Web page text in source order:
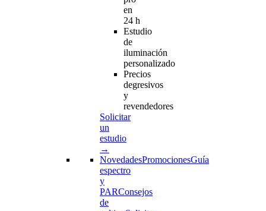
en
24 h
Estudio
de
iluminación
personalizado
Precios
degresivos
y
revendedores
Solicitar
un
estudio
→
NovedadesPromocionesGuía
espectro
y
PARConsejos
de